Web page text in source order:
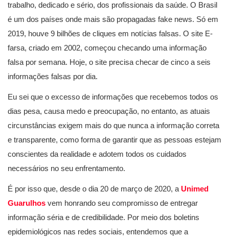
trabalho, dedicado e sério, dos profissionais da saúde. O Brasil
é um dos países onde mais são propagadas fake news. Só em
2019, houve 9 bilhões de cliques em notícias falsas. O site E-
farsa, criado em 2002, começou checando uma informação
falsa por semana. Hoje, o site precisa checar de cinco a seis
informações falsas por dia.
Eu sei que o excesso de informações que recebemos todos os
dias pesa, causa medo e preocupação, no entanto, as atuais
circunstâncias exigem mais do que nunca a informação correta
e transparente, como forma de garantir que as pessoas estejam
conscientes da realidade e adotem todos os cuidados
necessários no seu enfrentamento.
É por isso que, desde o dia 20 de março de 2020, a Unimed
Guarulhos vem honrando seu compromisso de entregar
informação séria e de credibilidade. Por meio dos boletins
epidemiológicos nas redes sociais, entendemos que a